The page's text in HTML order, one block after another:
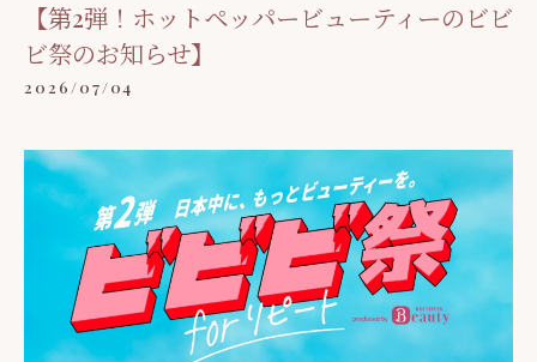
【第2弾！ホットペッパービューティーのビビ
ビ祭のお知らせ】
2026/07/04